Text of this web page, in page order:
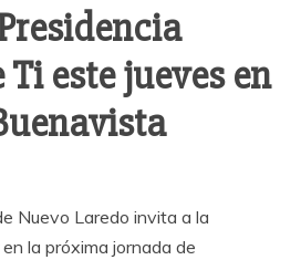
este jueves en
Nuevo Laredo invita a la
la próxima jornada de